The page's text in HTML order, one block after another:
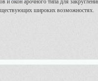
окон арочного типа для
широких возможностях.